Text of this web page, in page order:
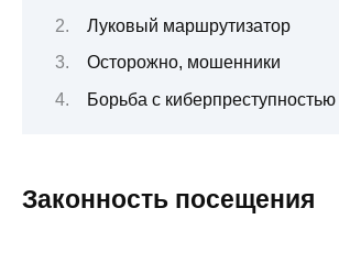
Луковый маршрутизатор
Осторожно, мошенники
Борьба с киберпреступностью
Законность посещения